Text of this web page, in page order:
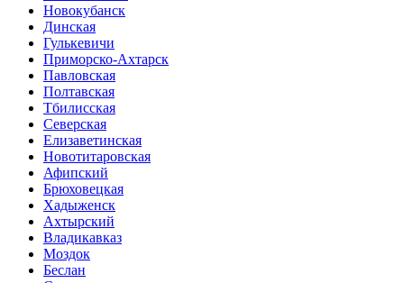
Новокубанск
Динская
Гулькевичи
Приморско-Ахтарск
Павловская
Полтавская
Тбилисская
Северская
Елизаветинская
Новотитаровская
Афипский
Брюховецкая
Хадыженск
Ахтырский
Владикавказ
Моздок
Беслан